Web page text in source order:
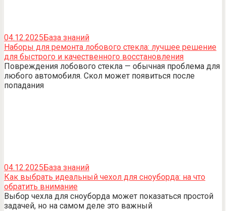
04.12.2025База знаний
Наборы для ремонта лобового стекла: лучшее решение
для быстрого и качественного восстановления
Повреждения лобового стекла — обычная проблема для
любого автомобиля. Скол может появиться после
попадания
04.12.2025База знаний
Как выбрать идеальный чехол для сноуборда: на что
обратить внимание
Выбор чехла для сноуборда может показаться простой
задачей, но на самом деле это важный